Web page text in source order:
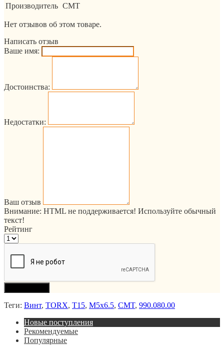
Производитель CMT
Нет отзывов об этом товаре.
Написать отзыв
Ваше имя:
Достоинства:
Недостатки:
Ваш отзыв
Внимание: HTML не поддерживается! Используйте обычный
текст!
Рейтинг
Теги: Винт, TORX, T15, M5x6.5, CMT, 990.080.00
Новые поступления
Рекомендуемые
Популярные